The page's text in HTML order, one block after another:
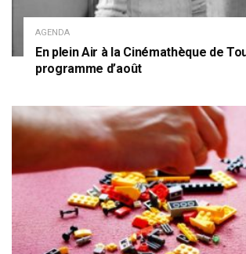
AGENDA
En plein Air à la Cinémathèque de
programme d’août